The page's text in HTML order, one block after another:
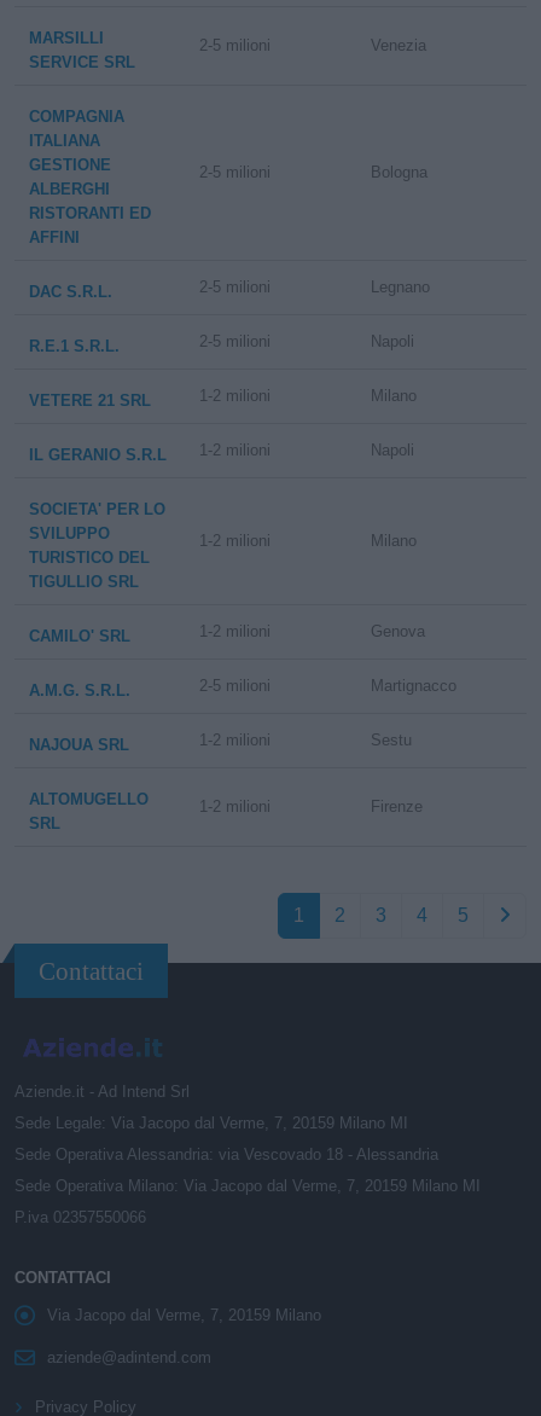
MARSILLI
SERVICE SRL
2-5 milioni Venezia
COMPAGNIA
ITALIANA
GESTIONE
ALBERGHI
RISTORANTI ED
AFFINI
2-5 milioni Bologna
DAC S.R.L. 2-5 milioni Legnano
R.E.1 S.R.L. 2-5 milioni Napoli
VETERE 21 SRL 1-2 milioni Milano
IL GERANIO S.R.L 1-2 milioni Napoli
SOCIETA' PER LO
SVILUPPO
TURISTICO DEL
TIGULLIO SRL
1-2 milioni Milano
CAMILO' SRL 1-2 milioni Genova
A.M.G. S.R.L. 2-5 milioni Martignacco
NAJOUA SRL 1-2 milioni Sestu
ALTOMUGELLO
SRL
1-2 milioni Firenze
1 2 3 4 5
Contattaci
Aziende.it - Ad Intend Srl
Sede Legale: Via Jacopo dal Verme, 7, 20159 Milano MI
Sede Operativa Alessandria: via Vescovado 18 - Alessandria
Sede Operativa Milano: Via Jacopo dal Verme, 7, 20159 Milano MI
P.iva 02357550066
CONTATTACI
Via Jacopo dal Verme, 7, 20159 Milano
aziende@adintend.com
Privacy Policy